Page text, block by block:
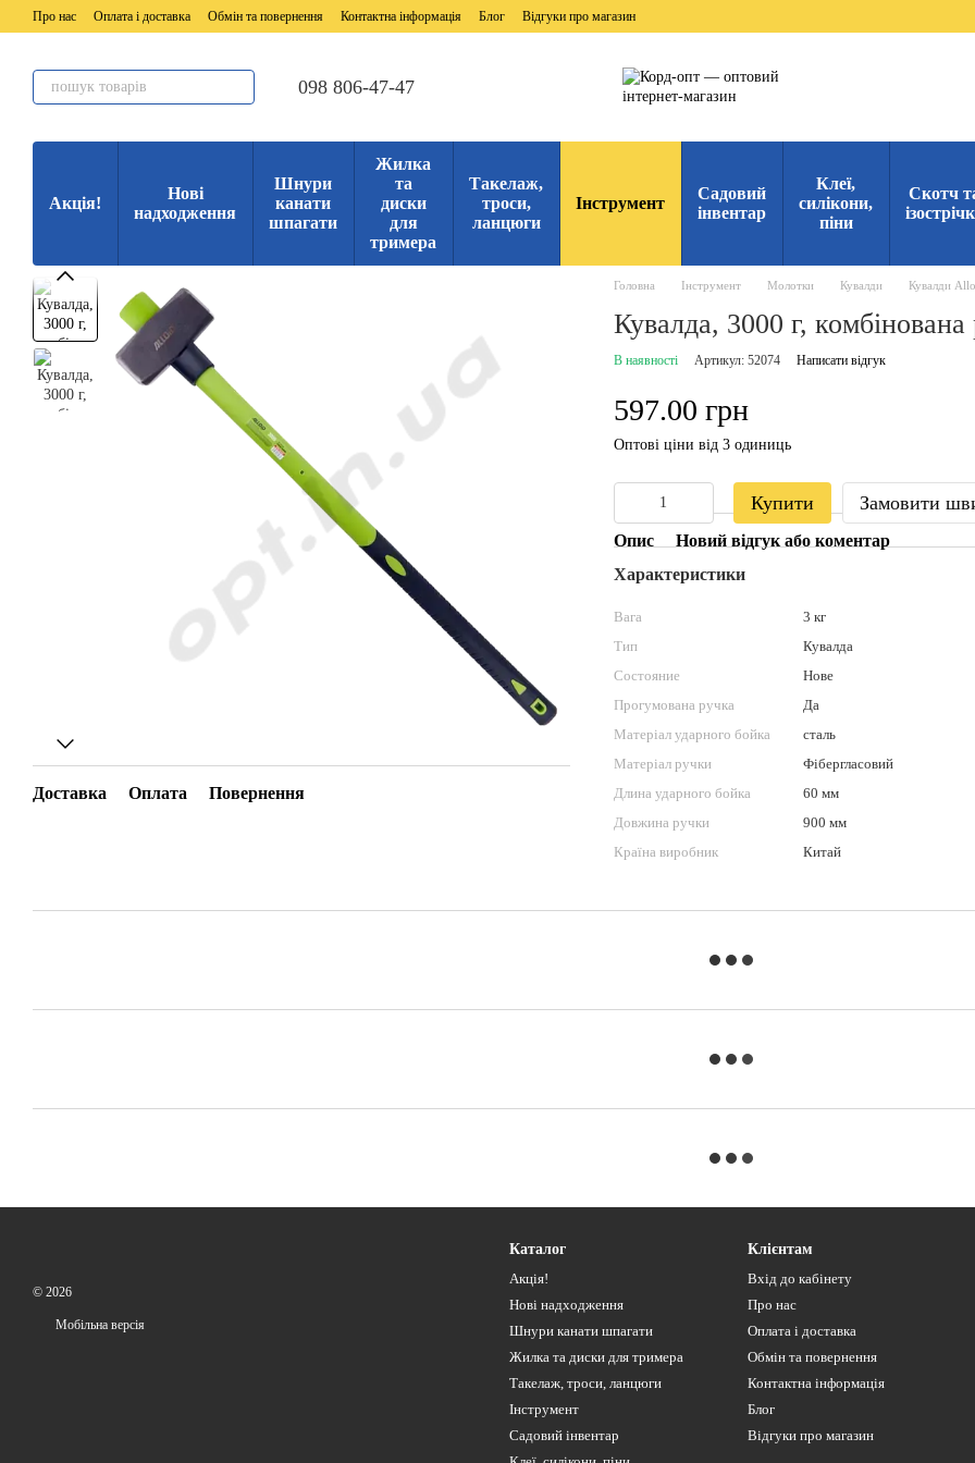
Перейти до основного контенту
Про нас Оплата і доставка Обмін та повернення Контактна інформація Блог Відгуки про магазин
098 806-47-47
Акція!
Нові
надходження
Шнури
канати
шпагати
Жилка
та
диски
для
тримера
Такелаж,
троси,
ланцюги
Інструмент
Садовий
інвентар
Клеї,
силікони,
піни
Скотч
Доставка Оплата Повернення
Головна Інструмент Молотки Кувалди Кувалди
Кувалда, 3000 г, комбінована
В наявності Артикул: 52074 Написати відгук
597.00 грн
Оптові ціни від 3 одиниць
Купити Замовити
Опис
Новий відгук або коментар
Характеристики
Вага
3 кг
Тип
Кувалда
Состояние
Нове
Прогумована ручка
Да
Матеріал ударного бойка
сталь
Матеріал ручки
Фібергласовий
Длина ударного бойка
60 мм
Довжина ручки
900 мм
Країна виробник
Китай
© 2026
Мобільна версія
Каталог
Акція!
Нові надходження
Шнури канати шпагати
Жилка та диски для тримера
Такелаж, троси, ланцюги
Інструмент
Садовий інвентар
Клієнтам
Вхід до кабінету
Про нас
Оплата і доставка
Обмін та повернення
Контактна інформація
Блог
Відгуки про магазин